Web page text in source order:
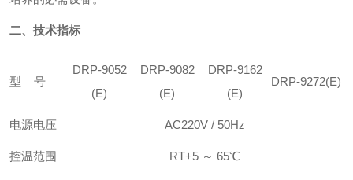
二、 技术指标
型 号
DRP-9052
(E)
DRP-9082
(E)
DRP-9162
(E)
DRP-9272(E)
电源电压 AC220V /50Hz
控温范围 RT+5 ～ 65℃